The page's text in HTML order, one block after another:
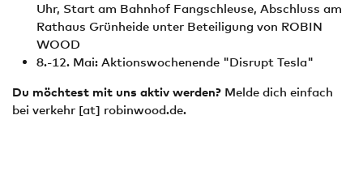
Uhr, Start am Bahnhof Fangschleuse, Abschluss am
Rathaus Grünheide unter Beteiligung von ROBIN
WOOD
8.-12. Mai: Aktionswochenende "Disrupt Tesla"
Du möchtest mit uns aktiv werden? Melde dich einfach
bei verkehr [at] robinwood.de.